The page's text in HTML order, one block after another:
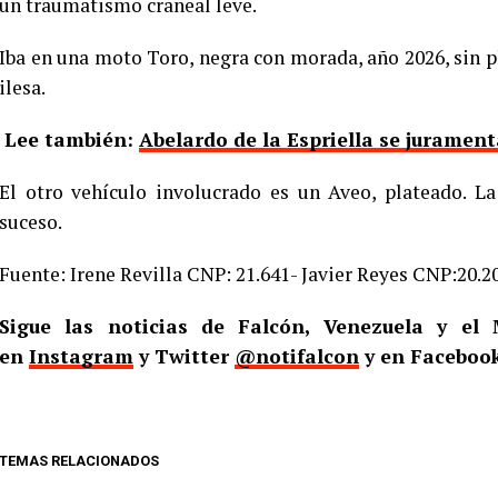
Iba en una moto Toro, negra con morada, año 2026,
ilesa.
Lee también: Abelardo de la Espriella se
El otro vehículo involucrado es un Aveo, plateado.
suceso.
Fuente: Irene Revilla CNP: 21.641- Javier Reyes
Sigue las noticias de Falcón, Venezuela y
en Instagramy Twitter @notifalcony en
TEMAS RELACIONADOS